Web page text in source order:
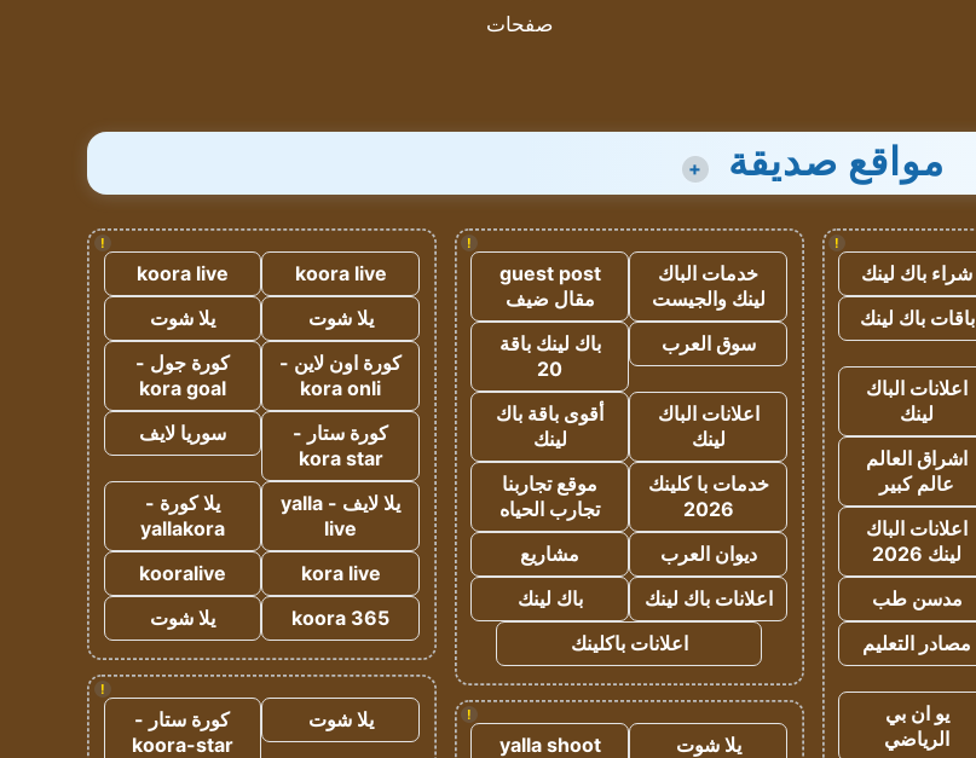
صفحات
مواقع صديقة +
!
شراء باك لينك
باقات باك لينك
اعلانات الباك
لينك
اشراق العالم
عالم كبير
اعلانات الباك
لينك 2026
مدسن طب
مصادر التعليم
يو ان بي
الرياضي
!
خدمات الباك
لينك والجيست
guest post
مقال ضيف
سوق العرب
باك لينك باقة
20
اعلانات الباك
لينك
أقوى باقة باك
لينك
خدمات با كلينك
2026
موقع تجاربنا
تجارب الحياه
ديوان العرب
مشاريع
اعلانات باك لينك
باك لينك
اعلانات باكلينك
!
يلا شوت
yalla shoot
!
koora live
koora live
يلا شوت
يلا شوت
كورة اون لاين -
kora onli
كورة جول -
kora goal
كورة ستار -
kora star
سوريا لايف
يلا لايف - yalla
live
يلا كورة -
yallakora
kora live
kooralive
koora 365
يلا شوت
!
يلا شوت
كورة ستار -
koora-star